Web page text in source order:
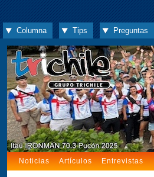
Columna Tips Preguntas
Noticias Artículos Entrevistas